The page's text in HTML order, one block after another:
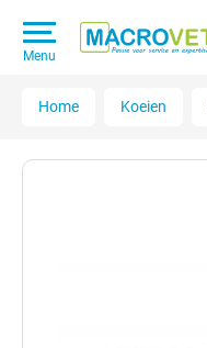
Menu
Home Koeien